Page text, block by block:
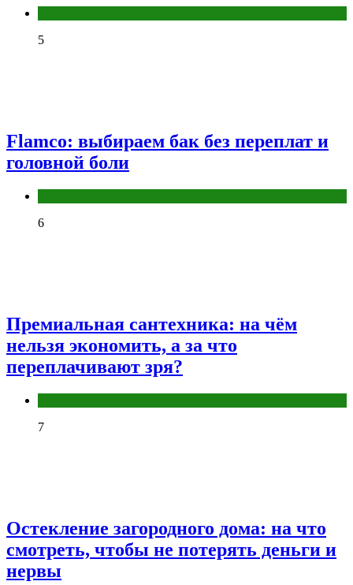
5
Flamco: выбираем бак без переплат и
головной боли
6
Премиальная сантехника: на чём
нельзя экономить, а за что
переплачивают зря?
7
Остекление загородного дома: на что
смотреть, чтобы не потерять деньги и
нервы